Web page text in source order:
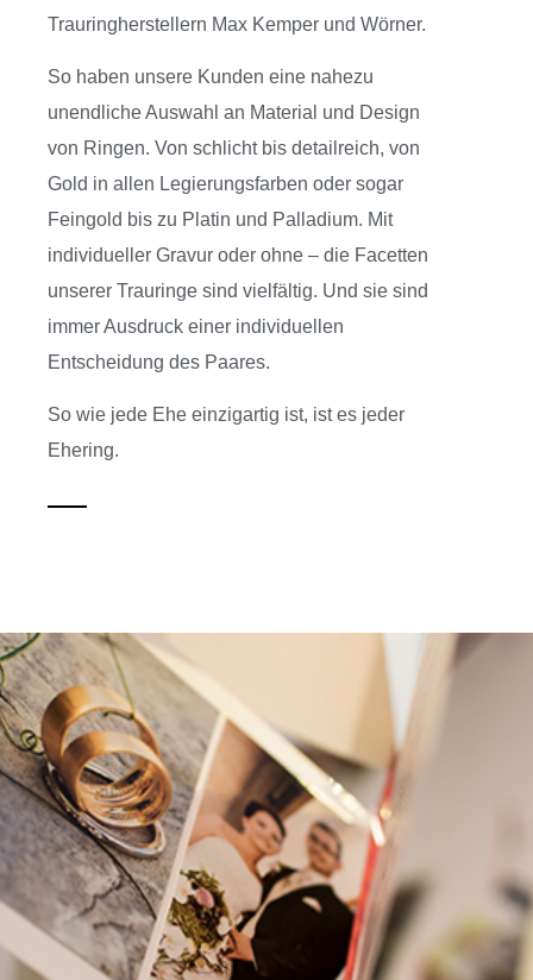
Trauringherstellern Max Kemper und Wörner.
So haben unsere Kunden eine nahezu
unendliche Auswahl an Material und Design
von Ringen. Von schlicht bis detailreich, von
Gold in allen Legierungsfarben oder sogar
Feingold bis zu Platin und Palladium. Mit
individueller Gravur oder ohne – die Facetten
unserer Trauringe sind vielfältig. Und sie sind
immer Ausdruck einer individuellen
Entscheidung des Paares.
So wie jede Ehe einzigartig ist, ist es jeder
Ehering.